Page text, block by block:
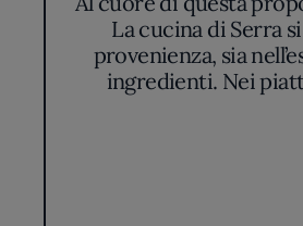
La cucina di Serra
provenienza, sia
ingredienti. Nei
Il menu si muove